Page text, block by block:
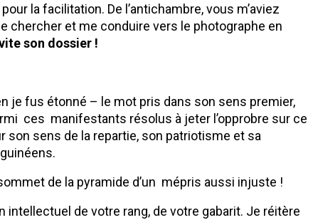
la facilitation. De l’antichambre, vous m’aviez
chercher et me conduire vers le photographe en
son dossier !
je fus étonné – le mot pris dans son sens premier,
ces manifestants résolus à jeter l’opprobre sur ce
sens de la repartie, son patriotisme et sa
de la pyramide d’un mépris aussi injuste !
intellectuel de votre rang, de votre gabarit. Je réitère